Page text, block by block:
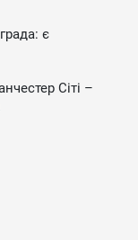
є
Сіті –